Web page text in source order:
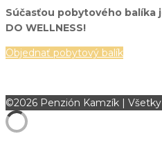
Súčasťou pobytového balíka
DO WELLNESS!
Objednať pobytový balík
©2026 Penzión Kamzík |